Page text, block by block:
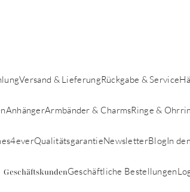
Versand & LieferungRückgabe & Service
AnhängerArmbänder & CharmsRinge &
QualitätsgarantieNewsletterBlogIn
GeschäftskundenGeschäftliche Bestellungen